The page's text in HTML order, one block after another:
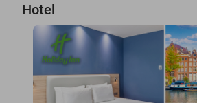
Hotel